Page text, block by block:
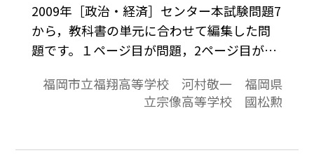
2009年［政治・経済］センター本試験問題7
から，教科書の単元に合わせて編集した問
題です。１ページ目が問題，2ページ目が解
福岡市立福翔高等学校 河村敬一 福岡県
立宗像高等学校 國松勲